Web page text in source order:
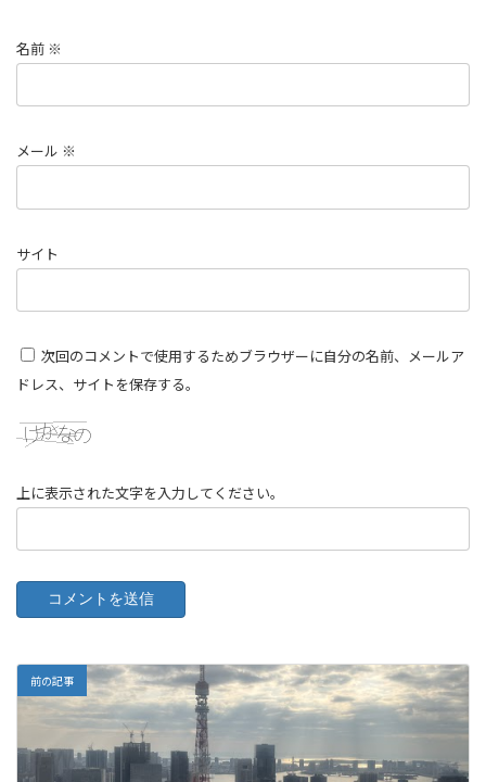
名前 ※
メール ※
サイト
次回のコメントで使用するためブラウザーに自分の名前、メールア
ドレス、サイトを保存する。
上に表示された文字を入力してください。
前の記事